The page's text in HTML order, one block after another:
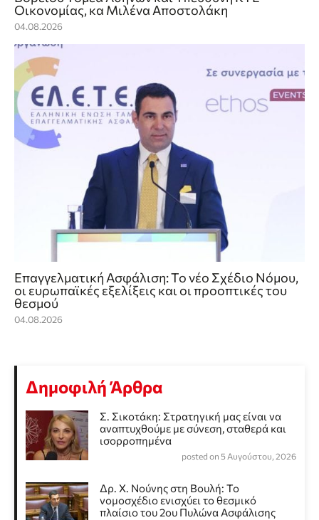
Οικονομίας, κα Μιλένα Αποστολάκη
04.08.2026
Επαγγελματική Ασφάλιση: Το νέο Σχέδιο Νόμου,
οι ευρωπαϊκές εξελίξεις και οι προοπτικές του
θεσμού
04.08.2026
Δημοφιλή Άρθρα
Σ. Σικοτάκη: Στρατηγική μας είναι να
αναπτυχθούμε με σύνεση, σταθερά και
ισορροπημένα
posted on 5 Αυγούστου, 2026
Δρ. Χ. Νούνης στη Βουλή: Το
νομοσχέδιο ενισχύει το θεσμικό
πλαίσιο του 2ου Πυλώνα Ασφάλισης